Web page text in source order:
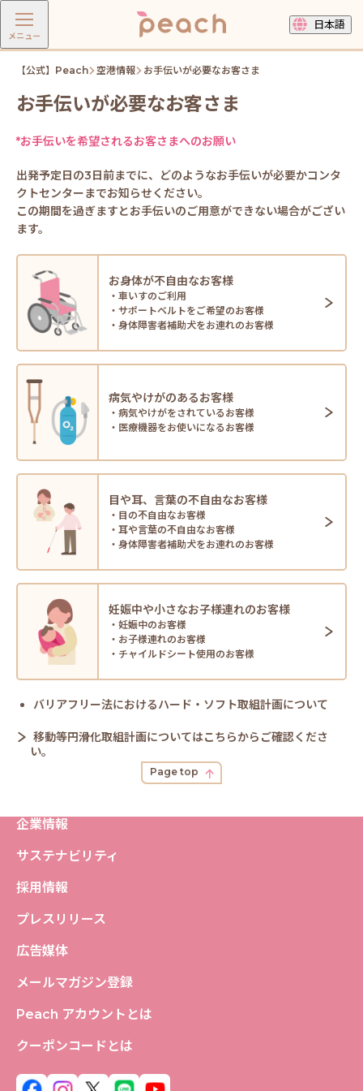
メニュー
日本語
【公式】Peach 空港情報 お手伝いが必要なお客さま
お手伝いが必要なお客さま
*お手伝いを希望されるお客さまへのお願い
出発予定日の3日前までに、どのようなお手伝いが必要かコンタ
クトセンターまでお知らせください。
この期間を過ぎますとお手伝いのご用意ができない場合がござい
ます。
お身体が不自由なお客様
・車いすのご利用
・サポートベルトをご希望のお客様
・身体障害者補助犬をお連れのお客様
病気やけがのあるお客様
・病気やけがをされているお客様
・医療機器をお使いになるお客様
目や耳、言葉の不自由なお客様
・目の不自由なお客様
・耳や言葉の不自由なお客様
・身体障害者補助犬をお連れのお客様
妊娠中や小さなお子様連れのお客様
・妊娠中のお客様
・お子様連れのお客様
・チャイルドシート使用のお客様
バリアフリー法におけるハード・ソフト取組計画について
移動等円滑化取組計画についてはこちらからご確認くださ
い。
Page top
企業情報
サステナビリティ
採用情報
プレスリリース
広告媒体
メールマガジン登録
Peach アカウントとは
クーポンコードとは